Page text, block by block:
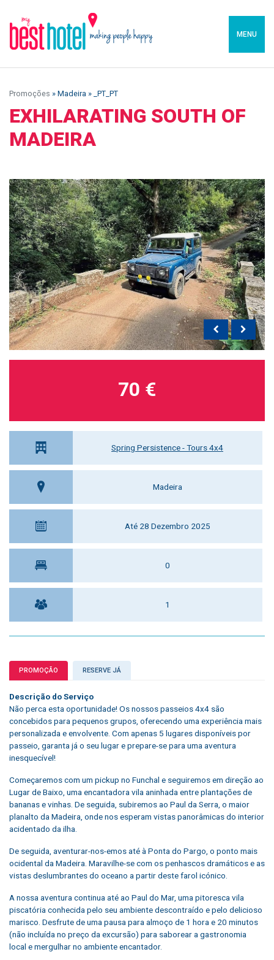
MENU
Promoções » Madeira » _PT_PT
EXHILARATING SOUTH OF
MADEIRA
Spring Persistence - Tours 4x4
Madeira
Até 28 Dezembro 2025
0
1
70 €
PROMOÇÃO RESERVE JÁ
Descrição do Serviço
Não perca esta oportunidade! Os nossos passeios 4x4 são
concebidos para pequenos grupos, oferecendo uma experiência mais
personalizada e envolvente. Com apenas 5 lugares disponíveis por
passeio, garanta já o seu lugar e prepare-se para uma aventura
inesquecível!
Começaremos com um pickup no Funchal e seguiremos em direção ao
Lugar de Baixo, uma encantadora vila aninhada entre plantações de
bananas e vinhas. De seguida, subiremos ao Paul da Serra, o maior
planalto da Madeira, onde nos esperam vistas panorâmicas do interior
acidentado da ilha.
De seguida, aventurar-nos-emos até à Ponta do Pargo, o ponto mais
ocidental da Madeira. Maravilhe-se com os penhascos dramáticos e as
vistas deslumbrantes do oceano a partir deste farol icónico.
A nossa aventura continua até ao Paul do Mar, uma pitoresca vila
piscatória conhecida pelo seu ambiente descontraído e pelo delicioso
marisco. Desfrute de uma pausa para almoço de 1 hora e 20 minutos
(não incluída no preço da excursão) para saborear a gastronomia
local e mergulhar no ambiente encantador.